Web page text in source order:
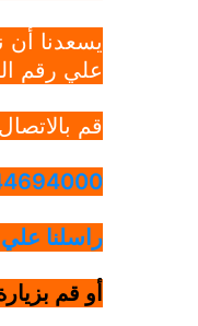
يسعدنا أن
علي رقم
قم
راسلنا
أو قم